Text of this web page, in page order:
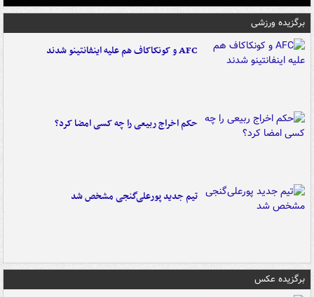
برگزیده ورزشی
AFC و کونکاکاف هم علیه اینفانتینو شدند
حکم اخراج ربیعی را چه کسی امضا کرد؟
تیم جدید پورعلی‌گنجی مشخص شد
برگزیده عکس